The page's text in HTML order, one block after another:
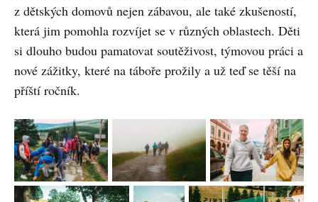
z dětských domovů nejen zábavou, ale také zkušeností,
která jim pomohla rozvíjet se v různých oblastech. Děti
si dlouho budou pamatovat soutěživost, týmovou práci a
nové zážitky, které na táboře prožily a už teď se těší na
příští ročník.